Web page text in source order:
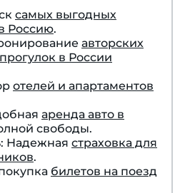
самых выгодных
Россию.
авторских
в России
отелей и апартаментов
аренда авто в
свободы.
Надежная страховка для
.
билетов на поезд